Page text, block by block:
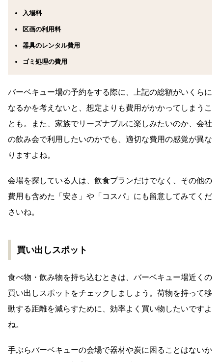
入場料
区画の利用料
器具のレンタル費用
ゴミ処理の費用
バーベキュー場の予約をする際に、上記の総額がいくらに
なるかを考えないと、想定よりも費用がかかってしまうこ
とも。また、家族でリーズナブルに楽しみたいのか、会社
の飲み会で利用したいのかでも、適切な費用の感覚が異な
りますよね。
会場を探している人は、飲食プランだけでなく、その他の
費用も含めた「安さ」や「コスパ」にも留意してみてくだ
さいね。
買い出しスポット
食べ物・飲み物を持ち込むときは、バーベキュー場近くの
買い出しスポットをチェックしましょう。荷物を持って移
動する距離を減らすために、効率よく買い物したいですよ
ね。
手ぶらバーベキューの会場で器材や炭に困ることはないか